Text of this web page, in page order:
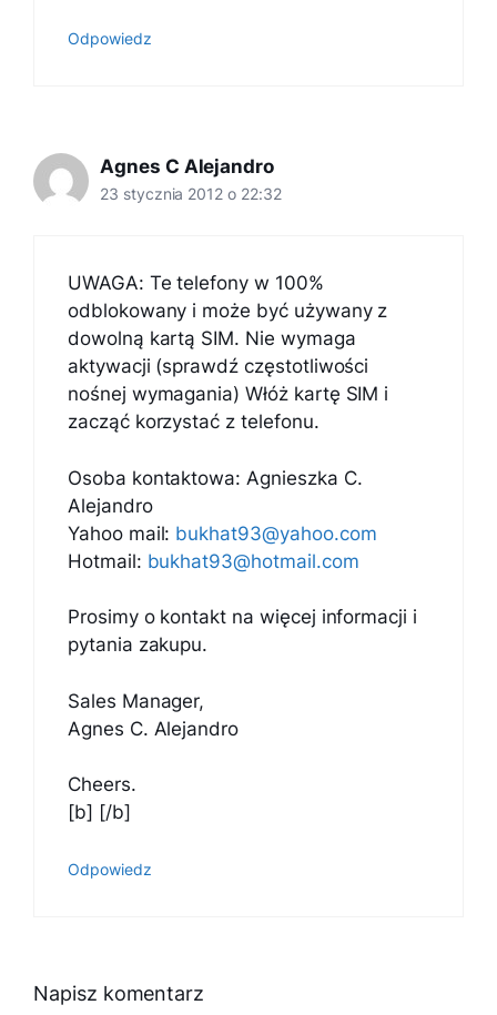
Odpowiedz
Agnes C Alejandro
23 stycznia 2012 o 22:32
UWAGA: Te telefony w 100%
odblokowany i może być używany z
dowolną kartą SIM. Nie wymaga
aktywacji (sprawdź częstotliwości
nośnej wymagania) Włóż kartę SIM i
zacząć korzystać z telefonu.
Osoba kontaktowa: Agnieszka C.
Alejandro
Yahoo mail: bukhat93@yahoo.com
Hotmail: bukhat93@hotmail.com
Prosimy o kontakt na więcej informacji i
pytania zakupu.
Sales Manager,
Agnes C. Alejandro
Cheers.
[b] [/b]
Odpowiedz
Napisz komentarz